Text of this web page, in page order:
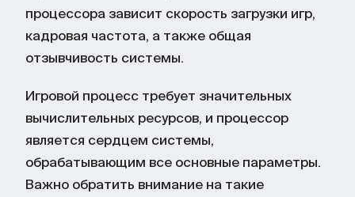
процессора зависит скорость загрузки игр,
кадровая частота, а также общая
отзывчивость системы.
Игровой процесс требует значительных
вычислительных ресурсов, и процессор
является сердцем системы,
обрабатывающим все основные параметры.
Важно обратить внимание на такие